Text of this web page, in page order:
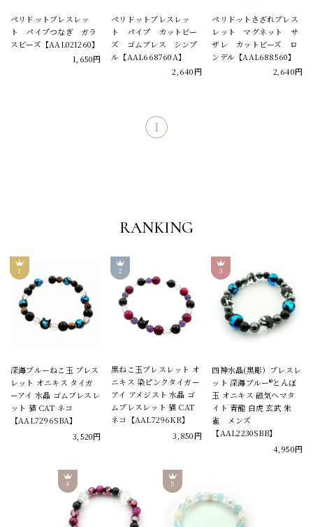
ペリドットブレスレッ
ト パイプつなぎ ガラ
スビーズ【AAL021260】
1,650円
ペリドットブレスレッ
ト パイプ カットビー
ズ ゴムブレス シンプ
ル【AAL668760A】
2,640円
ペリドットさざれブレス
レット マグネット サ
ザレ カットビーズ ロ
ンデル【AAL688560】
2,640円
1
RANKING
深海ブルーねこ玉 ブレス
レット オニキス タイガ
ーアイ 水晶 ゴムブレスレ
ット 猫 CAT ネコ
【AAL7296SBA】
3,520円
黒ねこ玉ブレスレット オ
ニキス 染ピンクタイガー
アイ アメジスト 水晶 ゴ
ムブレスレット 猫 CAT
ネコ【AAL7296KR】
3,850円
四神水晶(黒彫）ブレスレ
ット 深海ブルー®とんぼ
玉 オニキス 磁気ヘマタ
イト 青龍 白虎 玄武 朱
雀 メンズ
【AAL2230SBB】
4,950円